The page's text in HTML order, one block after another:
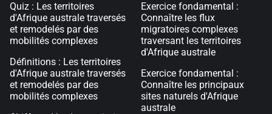
Quiz : Les territoires
d'Afrique australe traversés
et remodelés par des
mobilités complexes
Définitions : Les territoires
d'Afrique australe traversés
et remodelés par des
mobilités complexes
Exercice fondamental :
Connaître les flux
migratoires complexes
traversant les territoires
d'Afrique australe
Exercice fondamental :
Connaître les principaux
sites naturels d'Afrique
australe